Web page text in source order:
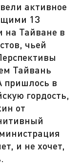
активное
13
на Тайване в
чьей
Тайвань
пришлось в
гордость,
от
и не хочет,